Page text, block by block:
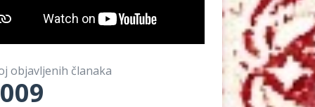
objavljenih članaka